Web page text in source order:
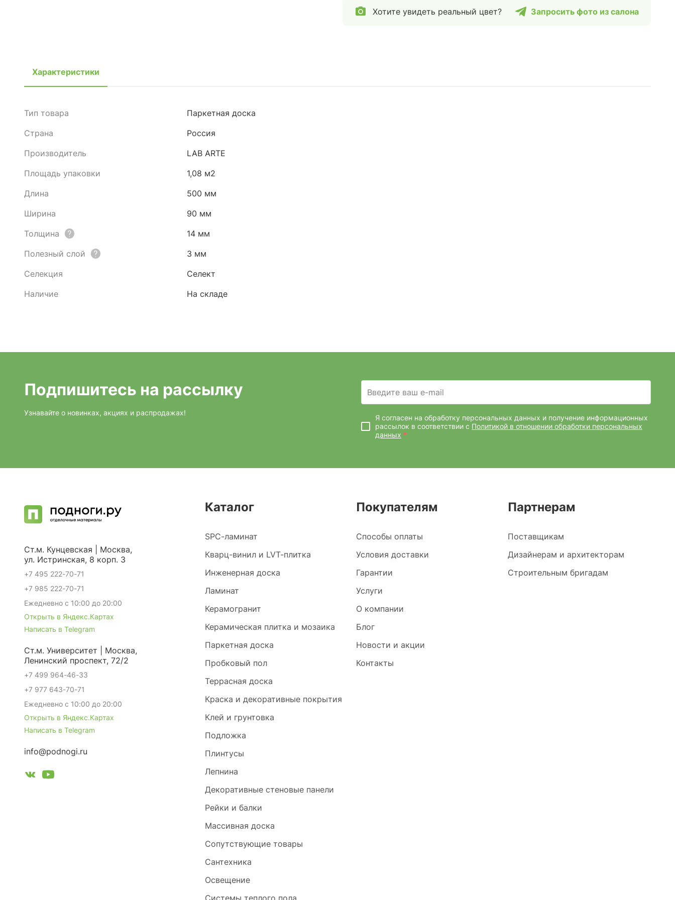
Хотите увидеть реальный цвет? Запросить фото из салона
Характеристики
Тип товара
Паркетная доска
Страна
Россия
Производитель
LAB ARTE
Площадь упаковки
1,08 м2
Длина
500 мм
Ширина
90 мм
Толщина
14 мм
Полезный слой
3 мм
Селекция
Селект
Наличие
На складе
Подпишитесь на рассылку
Узнавайте о новинках, акциях и распродажах!
Введите ваш e-mail
Я согласен на обработку персональных данных и получение информационных
рассылок в соответствии с Политикой в отношении обработки персональных
данных *
Каталог
SPC-ламинат
Кварц-винил и LVT-плитка
Инженерная доска
Ламинат
Керамогранит
Керамическая плитка и мозаика
Паркетная доска
Пробковый пол
Террасная доска
Краска и декоративные покрытия
Клей и грунтовка
Подложка
Плинтусы
Лепнина
Декоративные стеновые панели
Рейки и балки
Массивная доска
Сопутствующие товары
Сантехника
Освещение
Системы теплого пола
Покупателям
Способы оплаты
Условия доставки
Гарантии
Услуги
О компании
Блог
Новости и акции
Контакты
Партнерам
Поставщикам
Дизайнерам и архитекторам
Строительным бригадам
Ст.м. Кунцевская | Москва,
ул. Истринская, 8 корп. 3
+7 495 222-70-71
+7 985 222-70-71
Ежедневно с 10:00 до 20:00
Открыть в Яндекс.Картах
Написать в Telegram
Ст.м. Университет | Москва,
Ленинский проспект, 72/2
+7 499 964-46-33
+7 977 643-70-71
Ежедневно с 10:00 до 20:00
Открыть в Яндекс.Картах
Написать в Telegram
info@podnogi.ru